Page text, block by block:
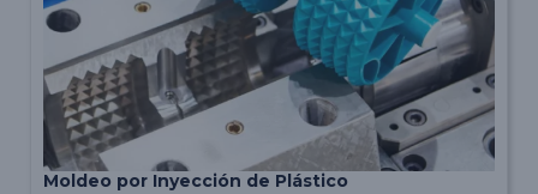
Moldeo por Inyección de Plástico